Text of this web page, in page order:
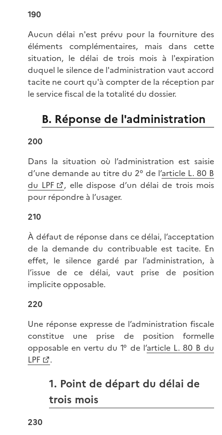
190
Aucun délai n'est prévu pour la fourniture des
éléments complémentaires, mais dans cette
situation, le délai de trois mois à l'expiration
duquel le silence de l'administration vaut accord
tacite ne court qu'à compter de la réception par
le service fiscal de la totalité du dossier.
B. Réponse de l'administration
200
Dans la situation où l’administration est saisie
d’une demande au titre du 2° de l’article L. 80 B
du LPF
, elle dispose d’un délai de trois mois
pour répondre à l’usager.
210
À défaut de réponse dans ce délai, l’acceptation
de la demande du contribuable est tacite. En
effet, le silence gardé par l’administration, à
l’issue de ce délai, vaut prise de position
implicite opposable.
220
Une réponse expresse de l’administration fiscale
constitue une prise de position formelle
opposable en vertu du 1° de l’article L. 80 B du
LPF
.
1. Point de départ du délai de
trois mois
230